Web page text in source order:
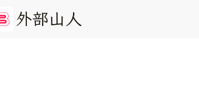
外部山 人